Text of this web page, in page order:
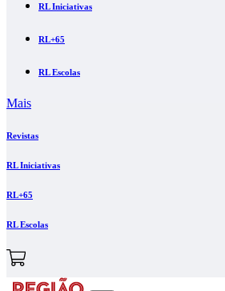
RL Iniciativas
RL+65
RL Escolas
Mais
Revistas
RL Iniciativas
RL+65
RL Escolas